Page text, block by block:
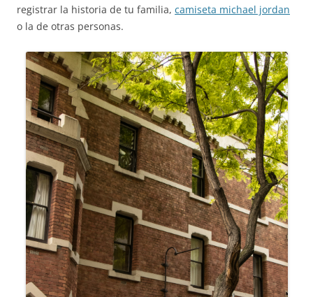
registrar la historia de tu familia, camiseta michael jordan
o la de otras personas.